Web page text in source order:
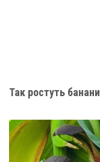
Так ростуть банани